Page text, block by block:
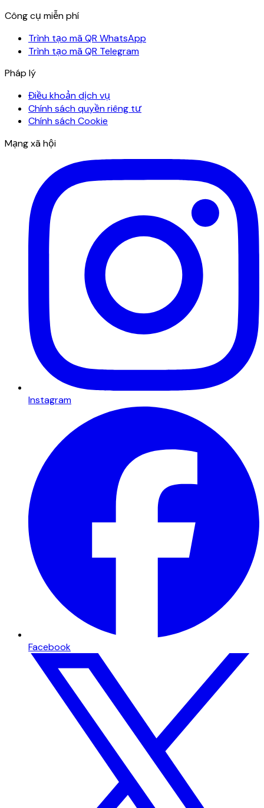
Công cụ miễn phí
Trình tạo mã QR WhatsApp
Trình tạo mã QR Telegram
Pháp lý
Điều khoản dịch vụ
Chính sách quyền riêng tư
Chính sách Cookie
Mạng xã hội
Instagram
Facebook